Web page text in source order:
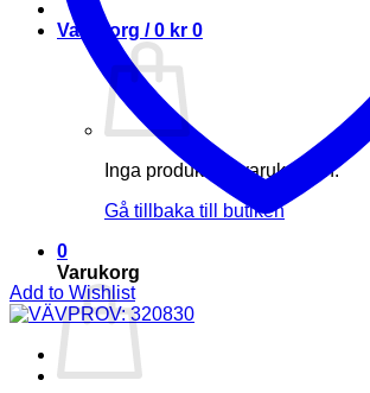
Varukorg /0 kr 0
Inga produkter i varukorgen.
Gå tillbaka till butiken
0
Varukorg
Add to Wishlist